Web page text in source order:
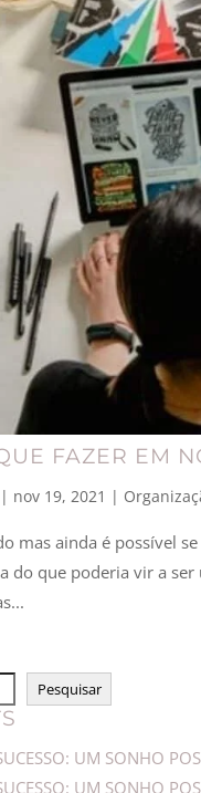
FAZER EM
| nov 19, 2021 |
mas ainda é possível
do que poderia vir a
Pesquisar
UM SONHO
UM SONHO